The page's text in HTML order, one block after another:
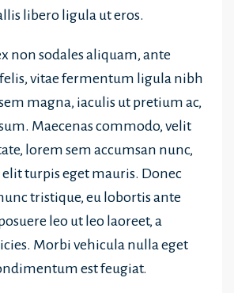
libero ligula ut eros.
non sodales aliquam, ante
vitae fermentum ligula nibh
magna, iaculis ut pretium ac,
Maecenas commodo, velit
lorem sem accumsan nunc,
elit turpis eget mauris. Donec
tristique, eu lobortis ante
leo ut leo laoreet, a
Morbi vehicula nulla eget
est feugiat.